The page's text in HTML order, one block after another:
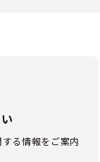
る情報をご案内